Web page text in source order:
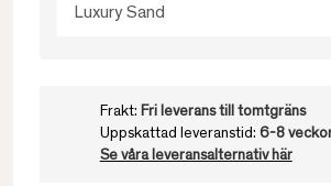
Luxury Sand
Frakt: Fri leverans till tomtgräns
Uppskattad leveranstid: 6-8
Se våra leveransalternativ här